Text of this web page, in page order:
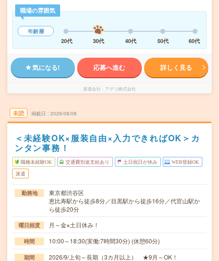
職場の雰囲気
年齢層
20代
30代 40代 50代 60代
気になる! 応募へ進む 詳しく見る
派遣会社 アデコ株式会社
未読 掲載日 2026/08/08
＜未経験OK×服装自由×入力できればOK＞カ
ンタン事務！
職種未経験OK 交通費別途支給あり 土日祝日が休み WEB登録OK
派遣
勤務地
東京都渋谷区
恵比寿駅から徒歩8分／目黒駅から徒歩16分／代官山駅か
ら徒歩20分
曜日頻度 月～金※土日休み！
時間 10:00～18:30(実働:7時間30分) (休憩60分)
期間 2026/9/上旬～長期（3カ月以上） ★9月～OK！